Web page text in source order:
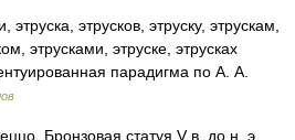
этруска, этрусков, этруску, этрускам,
этрусками, этруске, этрусках
парадигма по А. А.
Бронзовая статуя V в. до н. э.